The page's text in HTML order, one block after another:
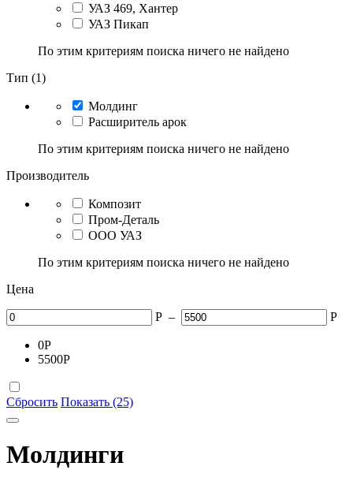
УАЗ 469, Хантер
УАЗ Пикап
По этим критериям поиска ничего не найдено
Тип (1)
Молдинг
Расширитель арок
По этим критериям поиска ничего не найдено
Производитель
Композит
Пром-Деталь
ООО УАЗ
По этим критериям поиска ничего не найдено
Цена
Р – Р
0Р
5500Р
Сбросить Показать (25)
Молдинги